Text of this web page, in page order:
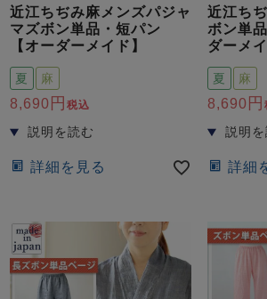
ガールズ上着
ガールズ ボーイズ
売れ筋ランキング
- Item Ranking -
-
近江ちぢみ麻メンズパジャ
マズボン単品・短パン
【オーダーメイド】
夏 麻
8,690 税込
詳細を見る
近江ち
ボン単
ダーメイ
夏 麻
8,690
詳細